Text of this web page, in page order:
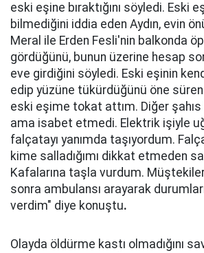
eski eşine bıraktığını söyledi. Eski
bilmediğini iddia eden Aydın, evin
Meral ile Erden Fesli'nin balkonda
gördüğünü, bunun üzerine hesap
eve girdiğini söyledi. Eski eşinin
edip yüzüne tükürdüğünü öne süren
eski eşime tokat attım. Diğer
ama isabet etmedi. Elektrik işiyle
falçatayı yanımda taşıyordum.
kime salladığımı dikkat etmeden
Kafalarına taşla vurdum.
sonra ambulansı arayarak
verdim" diye konuştu.
Olayda öldürme kastı olmadığını